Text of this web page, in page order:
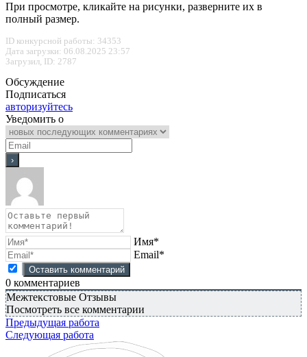
При просмотре, кликайте на рисунки, разверните их в
полный размер.
ID конкурсной работы: 34353
Дата загрузки: 06.08.2025 23:57
Загрузил, ID: 2787
Обсуждение
Подписаться
авторизуйтесь
Уведомить о
Имя*
Email*
0 комментариев
Межтекстовые Отзывы
Посмотреть все комментарии
Предыдущая работа
Следующая работа